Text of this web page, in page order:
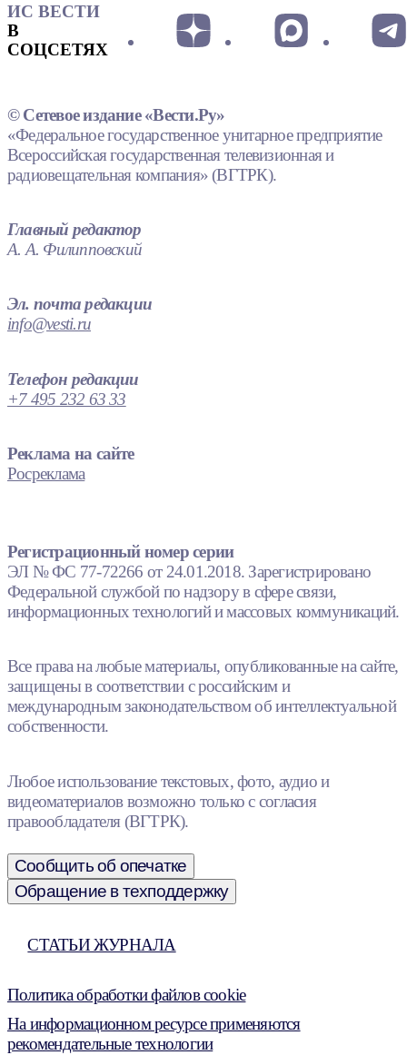
ИС ВЕСТИ
В
СОЦСЕТЯХ
© Сетевое издание «Вести.Ру»
«Федеральное государственное унитарное предприятие
Всероссийская государственная телевизионная и
радиовещательная компания» (ВГТРК).
Главный редактор
А. А. Филипповский
Эл. почта редакции
info@vesti.ru
Телефон редакции
+7 495 232 63 33
Реклама на сайте
Росреклама
Регистрационный номер серии
ЭЛ № ФС 77-72266 от 24.01.2018. Зарегистрировано
Федеральной службой по надзору в сфере связи,
информационных технологий и массовых коммуникаций.
Все права на любые материалы, опубликованные на сайте,
защищены в соответствии с российским и
международным законодательством об интеллектуальной
собственности.
Любое использование текстовых, фото, аудио и
видеоматериалов возможно только с согласия
правообладателя (ВГТРК).
Сообщить об опечатке
Обращение в техподдержку
СТАТЬИ ЖУРНАЛА
Политика обработки файлов cookie
На информационном ресурсе применяются
рекомендательные технологии